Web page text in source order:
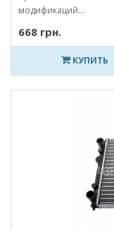
модификаций...
668 грн.
КУПИТЬ